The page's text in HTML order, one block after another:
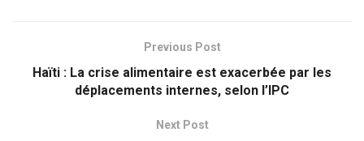
Previous Post
Haïti : La crise alimentaire est exacerbée par les
déplacements internes, selon l’IPC
Next Post